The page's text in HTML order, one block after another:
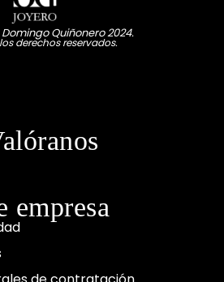
Quiñonero 2024.
derechos reservados.
empresa